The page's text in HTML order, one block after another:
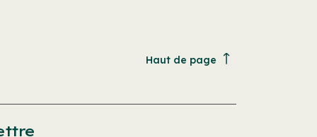
Haut de page